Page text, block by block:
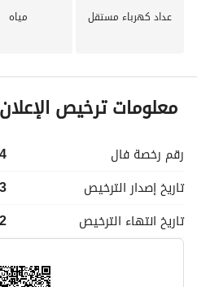
عداد كهرباء مستقل مياه
معلومات ترخيص الإعلان
رقم رخصة فال
تاريخ إصدار الترخيص
23
تاريخ انتهاء الترخيص 22